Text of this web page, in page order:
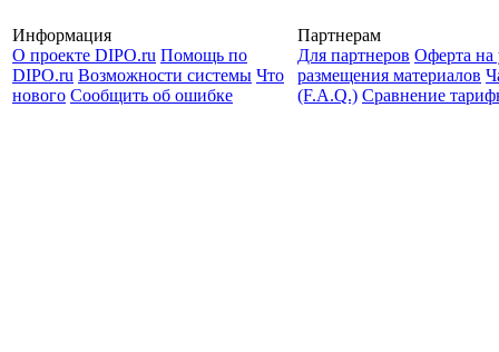
Информация
О проекте DIPO.ru Помощь по
DIPO.ru Возможности системы Что
нового Сообщить об ошибке
Партнерам
Для партнеров Оферта на
размещения материалов
(F.A.Q.) Cравнение